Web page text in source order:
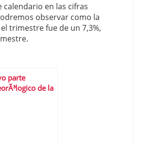
en las cifras
observar como la
trimestre fue de un 7,3%,
parte
de la